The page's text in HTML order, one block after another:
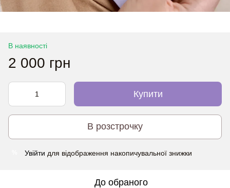
В наявності
2 000 грн
Купити
В розстрочку
Увійти для відображення накопичувальної знижки
До обраного